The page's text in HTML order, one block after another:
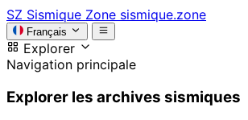
SZ Sismique Zone sismique.zone
Français
Explorer
Navigation principale
Explorer les archives sismiques